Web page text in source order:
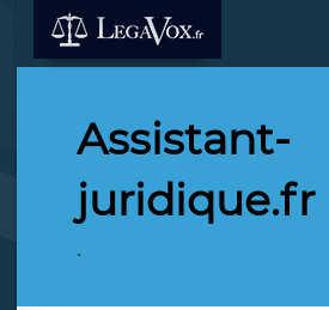
Assistant-
juridique.fr
.